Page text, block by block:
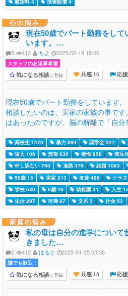
心の悩み
現在50歳でパート勤務をし
います。…
5 413 ちよ 2025-02-18 18:06
スタッフのお返事希望
気になる相談に登録 共感 16 応援
現在50歳でパート勤務をしています
相談したいのは、実家の家族の事で
はあったのですが、脳の解離で「自分
高校生 1470 暴力 894 奨学金 227
短大 106
無視 830 後悔 858 寮生
申し訳ない 760
進路 379 結婚 1063
50歳 15
実家 213 友達 488 クラ
学校 530
0歳 46 幼稚園 31 人生
生活 297
喧嘩 87 文系 3 社会 53
家庭の悩み
私の母は自分の進学について
きました…
2 412 はると 2025-01-25 00:36
誰でも歓迎 !
気になる相談に登録 共感 18 応